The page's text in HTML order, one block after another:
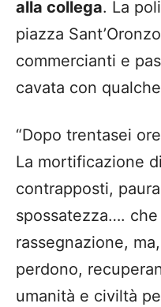
alla collega. La
piazza
commercianti e
cavata con
“Dopo trentasei
La mortificazione
contrapposti,
spossatezza….
rassegnazione,
perdono,
umanità e civiltà